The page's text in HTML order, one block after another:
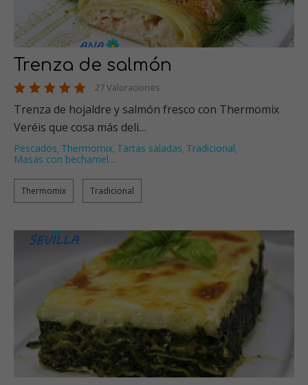
Trenza de salmón
27 Valoraciones
Trenza de hojaldre y salmón fresco con Thermomix
Veréis que cosa más deli…
Pescados, Thermomix, Tartas saladas, Tradicional,
Masas con bechamel…
Thermomix Tradicional